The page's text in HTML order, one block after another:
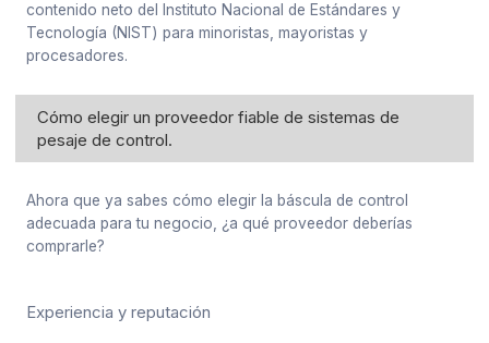
contenido neto del Instituto Nacional de Estándares y
Tecnología (NIST) para minoristas, mayoristas y
procesadores.
Cómo elegir un proveedor fiable de sistemas de
pesaje de control.
Ahora que ya sabes cómo elegir la báscula de control
adecuada para tu negocio, ¿a qué proveedor deberías
comprarle?
Experiencia y reputación